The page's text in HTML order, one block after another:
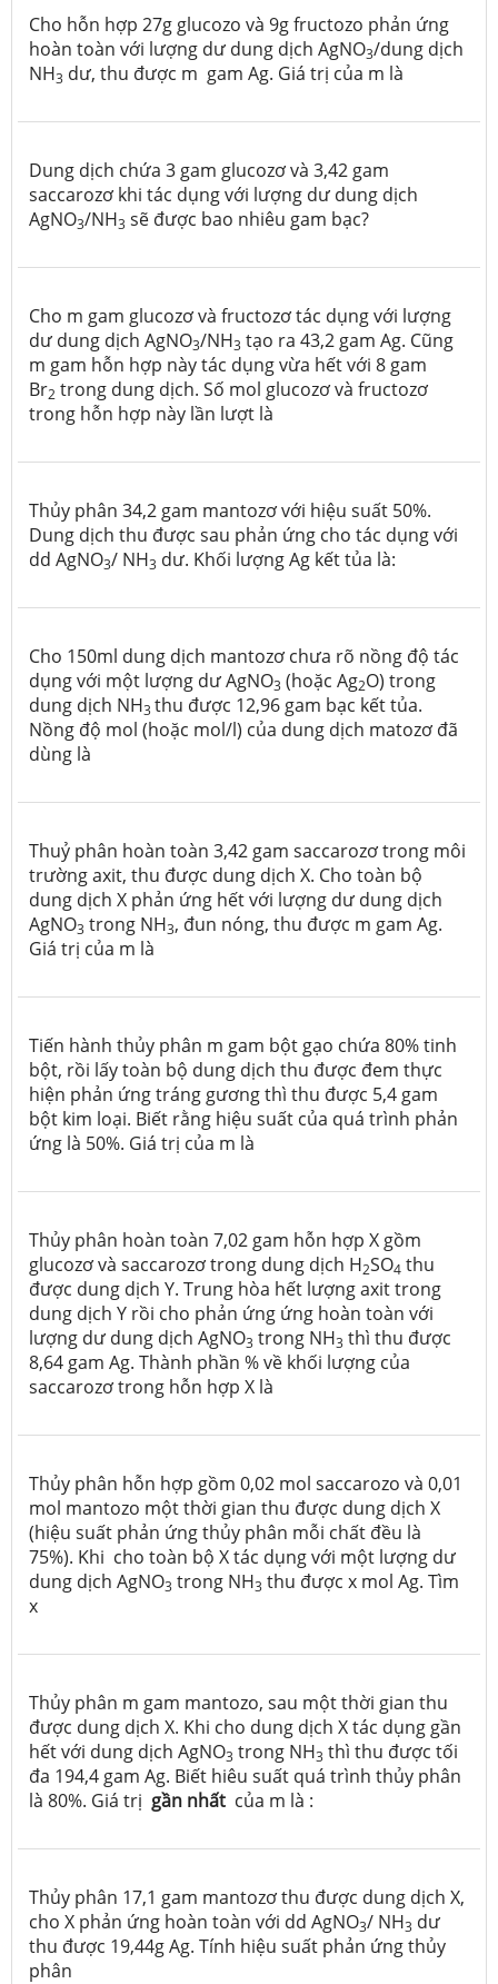
Cho hỗn hợp 27g glucozo và 9g fructozo phản ứng
hoàn toàn với lượng dư dung dịch AgNO3/dung dịch
NH3 dư, thu được m gam Ag. Giá trị của m là
Dung dịch chứa 3 gam glucozơ và 3,42 gam
saccarozơ khi tác dụng với lượng dư dung dịch
AgNO3/NH3 sẽ được bao nhiêu gam bạc?
Cho m gam glucozơ và fructozơ tác dụng với lượng
dư dung dịch AgNO3/NH3 tạo ra 43,2 gam Ag. Cũng
m gam hỗn hợp này tác dụng vừa hết với 8 gam
Br2 trong dung dịch. Số mol glucozơ và fructozơ
trong hỗn hợp này lần lượt là
Thủy phân 34,2 gam mantozơ với hiệu suất 50%.
Dung dịch thu được sau phản ứng cho tác dụng với
dd AgNO3/ NH3 dư. Khối lượng Ag kết tủa là:
Cho 150ml dung dịch mantozơ chưa rõ nồng độ tác
dụng với một lượng dư AgNO3 (hoặc Ag2O) trong
dung dịch NH3 thu được 12,96 gam bạc kết tủa.
Nồng độ mol (hoặc mol/l) của dung dịch matozơ đã
dùng là
Thuỷ phân hoàn toàn 3,42 gam saccarozơ trong môi
trường axit, thu được dung dịch X. Cho toàn bộ
dung dịch X phản ứng hết với lượng dư dung dịch
AgNO3 trong NH3, đun nóng, thu được m gam Ag.
Giá trị của m là
Tiến hành thủy phân m gam bột gạo chứa 80% tinh
bột, rồi lấy toàn bộ dung dịch thu được đem thực
hiện phản ứng tráng gương thì thu được 5,4 gam
bột kim loại. Biết rằng hiệu suất của quá trình phản
ứng là 50%. Giá trị của m là
Thủy phân hoàn toàn 7,02 gam hỗn hợp X gồm
glucozơ và saccarozơ trong dung dịch H2SO4 thu
được dung dịch Y. Trung hòa hết lượng axit trong
dung dịch Y rồi cho phản ứng ứng hoàn toàn với
lượng dư dung dịch AgNO3 trong NH3 thì thu được
8,64 gam Ag. Thành phần % về khối lượng của
saccarozơ trong hỗn hợp X là
Thủy phân hỗn hợp gồm 0,02 mol saccarozo và 0,01
mol mantozo một thời gian thu được dung dịch X
(hiệu suất phản ứng thủy phân mỗi chất đều là
75%). Khi cho toàn bộ X tác dụng với một lượng dư
dung dịch AgNO3 trong NH3 thu được x mol Ag. Tìm
x
Thủy phân m gam mantozo, sau một thời gian thu
được dung dịch X. Khi cho dung dịch X tác dụng gần
hết với dung dịch AgNO3 trong NH3 thì thu được tối
đa 194,4 gam Ag. Biết hiêu suất quá trình thủy phân
là 80%. Giá trị gần nhất của m là :
Thủy phân 17,1 gam mantozơ thu được dung dịch X,
cho X phản ứng hoàn toàn với dd AgNO3/ NH3 dư
thu được 19,44g Ag. Tính hiệu suất phản ứng thủy
phân